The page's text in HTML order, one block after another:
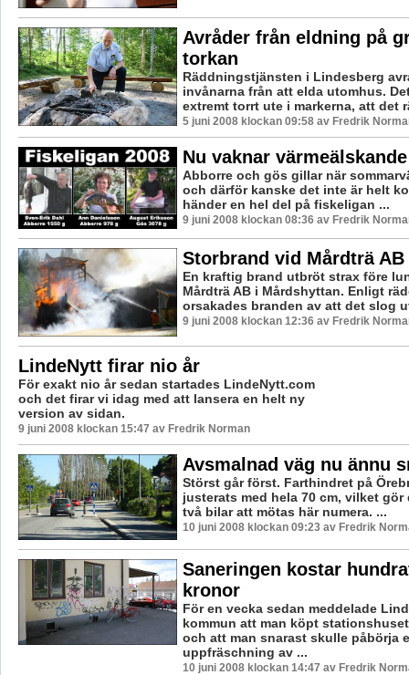
Avråder från eldning på
torkan
Räddningstjänsten i Lindesberg
invånarna från att elda utomhus.
extremt torrt ute i markerna, att det
5 juni 2008 klockan 09:58 av Fredrik
Nu vaknar
Abborre och gös gillar när
och därför kanske det inte är helt
händer en hel del på fiskeligan ...
9 juni 2008 klockan 08:36 av Fredrik
Storbrand vid Mårdträ AB
En kraftig brand utbröt strax före
Mårdträ AB i Mårdshyttan. Enligt
orsakades branden av att det slog
9 juni 2008 klockan 12:36 av Fredrik
LindeNytt firar nio år
För exakt nio år sedan startades LindeNytt.com
och det firar vi idag med att lansera en helt ny
version av sidan.
9 juni 2008 klockan 15:47 av Fredrik Norman
Avsmalnad väg nu ännu
Störst går först. Farthindret på
justerats med hela 70 cm, vilket
två bilar att mötas här numera. ...
10 juni 2008 klockan 09:23 av Fredrik
Saneringen kostar
kronor
För en vecka sedan meddelade
kommun att man köpt
och att man snarast skulle påbörja
uppfräschning av ...
10 juni 2008 klockan 14:47 av Fredrik